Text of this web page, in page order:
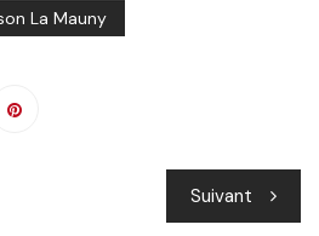
La Mauny
Suivant